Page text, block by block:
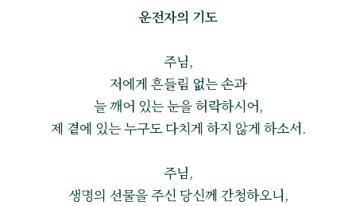
운전자의 기도
주님,
저에게 흔들림 없는 손과
늘 깨어 있는 눈을 허락하시어,
제 곁에 있는 누구도 다치게 하지 않게 하소서.
주님,
생명의 선물을 주신 당신께 간청하오니,